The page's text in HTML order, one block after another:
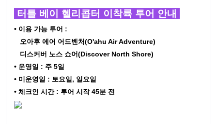
터틀 베이 헬리콥터 이착륙 투어 안내
• 이용 가능 투어 :
오아후 에어 어드벤처(O'ahu Air Adventure)
디스커버 노스 쇼어(Discover North Shore)
• 운영일 : 주 5일
• 미운영일 : 토요일, 일요일
• 체크인 시간 : 투어 시작 45분 전